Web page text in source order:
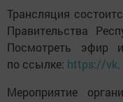
Трансляция
Правительства
Посмотреть эфир
по ссылке: https://vk.
Мероприятие